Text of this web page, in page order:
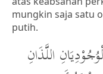
mungkin saja satu
putih.
اللَّذَانِ